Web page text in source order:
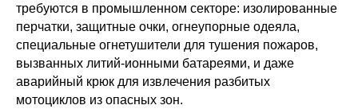
требуются в промышленном секторе: изолированные
перчатки, защитные очки, огнеупорные одеяла,
специальные огнетушители для тушения пожаров,
вызванных литий-ионными батареями, и даже
аварийный крюк для извлечения разбитых
мотоциклов из опасных зон.